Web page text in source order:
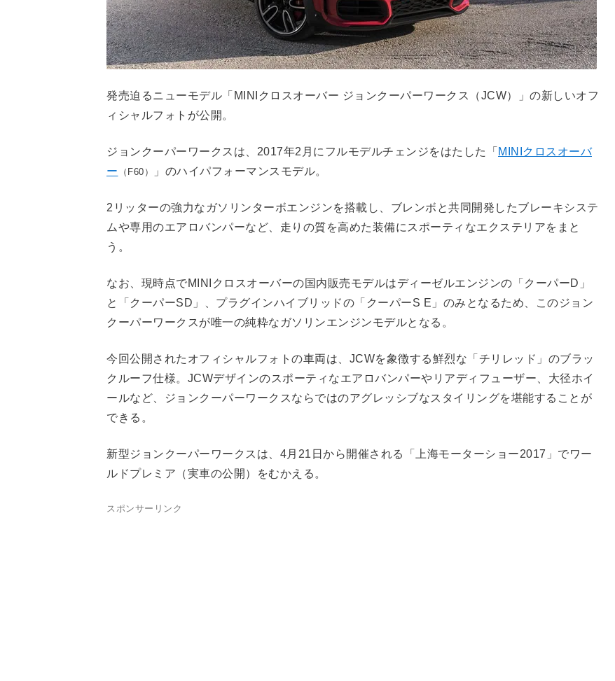
発売迫るニューモデル「MINIクロスオーバー ジョンクーパーワークス（JCW）」の新しいオフ
ィシャルフォトが公開。
ジョンクーパーワークスは、2017年2月にフルモデルチェンジをはたした「 MINIクロスオーバ
ー （F60） 」のハイパフォーマンスモデル。
2リッターの強力なガソリンターボエンジンを搭載し、ブレンボと共同開発したブレーキシステ
ムや専用のエアロバンパーなど、走りの質を高めた装備にスポーティなエクステリアをまと
う。
なお、現時点でMINIクロスオーバーの国内販売モデルはディーゼルエンジンの「クーパーD」
と「クーパーSD」、プラグインハイブリッドの「クーパーS E」のみとなるため、このジョン
クーパーワークスが唯一の純粋なガソリンエンジンモデルとなる。
今回公開されたオフィシャルフォトの車両は、JCWを象徴する鮮烈な「チリレッド」のブラッ
クルーフ仕様。JCWデザインのスポーティなエアロバンパーやリアディフューザー、大径ホイ
ールなど、ジョンクーパーワークスならではのアグレッシブなスタイリングを堪能することが
できる。
新型ジョンクーパーワークスは、4月21日から開催される「上海モーターショー2017」でワー
ルドプレミア（実車の公開）をむかえる。
スポンサーリンク